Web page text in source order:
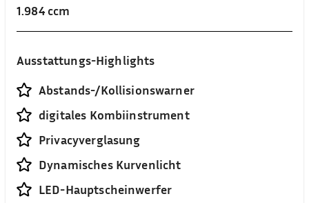
1.984 ccm
Ausstattungs-Highlights
Abstands-/Kollisionswarner
digitales Kombiinstrument
Privacyverglasung
Dynamisches Kurvenlicht
LED-Hauptscheinwerfer